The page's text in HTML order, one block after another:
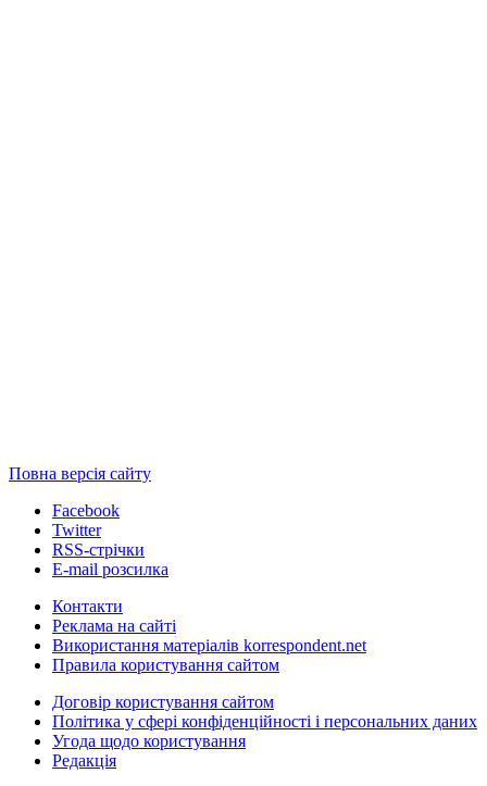
Повна версія сайту
Facebook
Twitter
RSS-стрічки
E-mail розсилка
Контакти
Реклама на сайті
Використання матеріалів korrespondent.net
Правила користування сайтом
Договір користування сайтом
Політика у сфері конфіденційності і персональних даних
Угода щодо користування
Редакція